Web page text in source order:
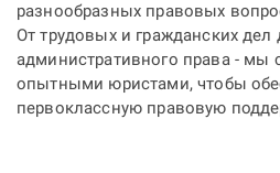
разнообразных правовых
От трудовых и гражданских дел
административного права - мы
опытными юристами, чтобы
первоклассную правовую